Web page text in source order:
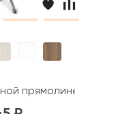
/ SIMPLE
прямолинейный стол